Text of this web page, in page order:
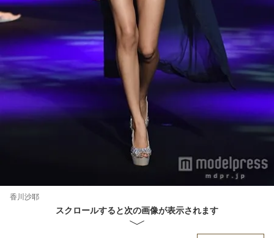
香川沙耶
スクロールすると次の画像が表示されます